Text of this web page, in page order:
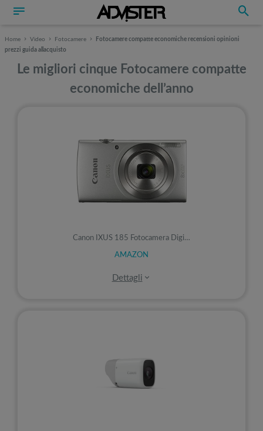
Home Video Fotocamere
Fotocamere compatte economiche recensioni opinioni
prezzi guida allacquisto
Le migliori cinque Fotocamere compatte
economiche dell’anno
Canon IXUS 185 Fotocamera Digi…
AMAZON
Dettagli